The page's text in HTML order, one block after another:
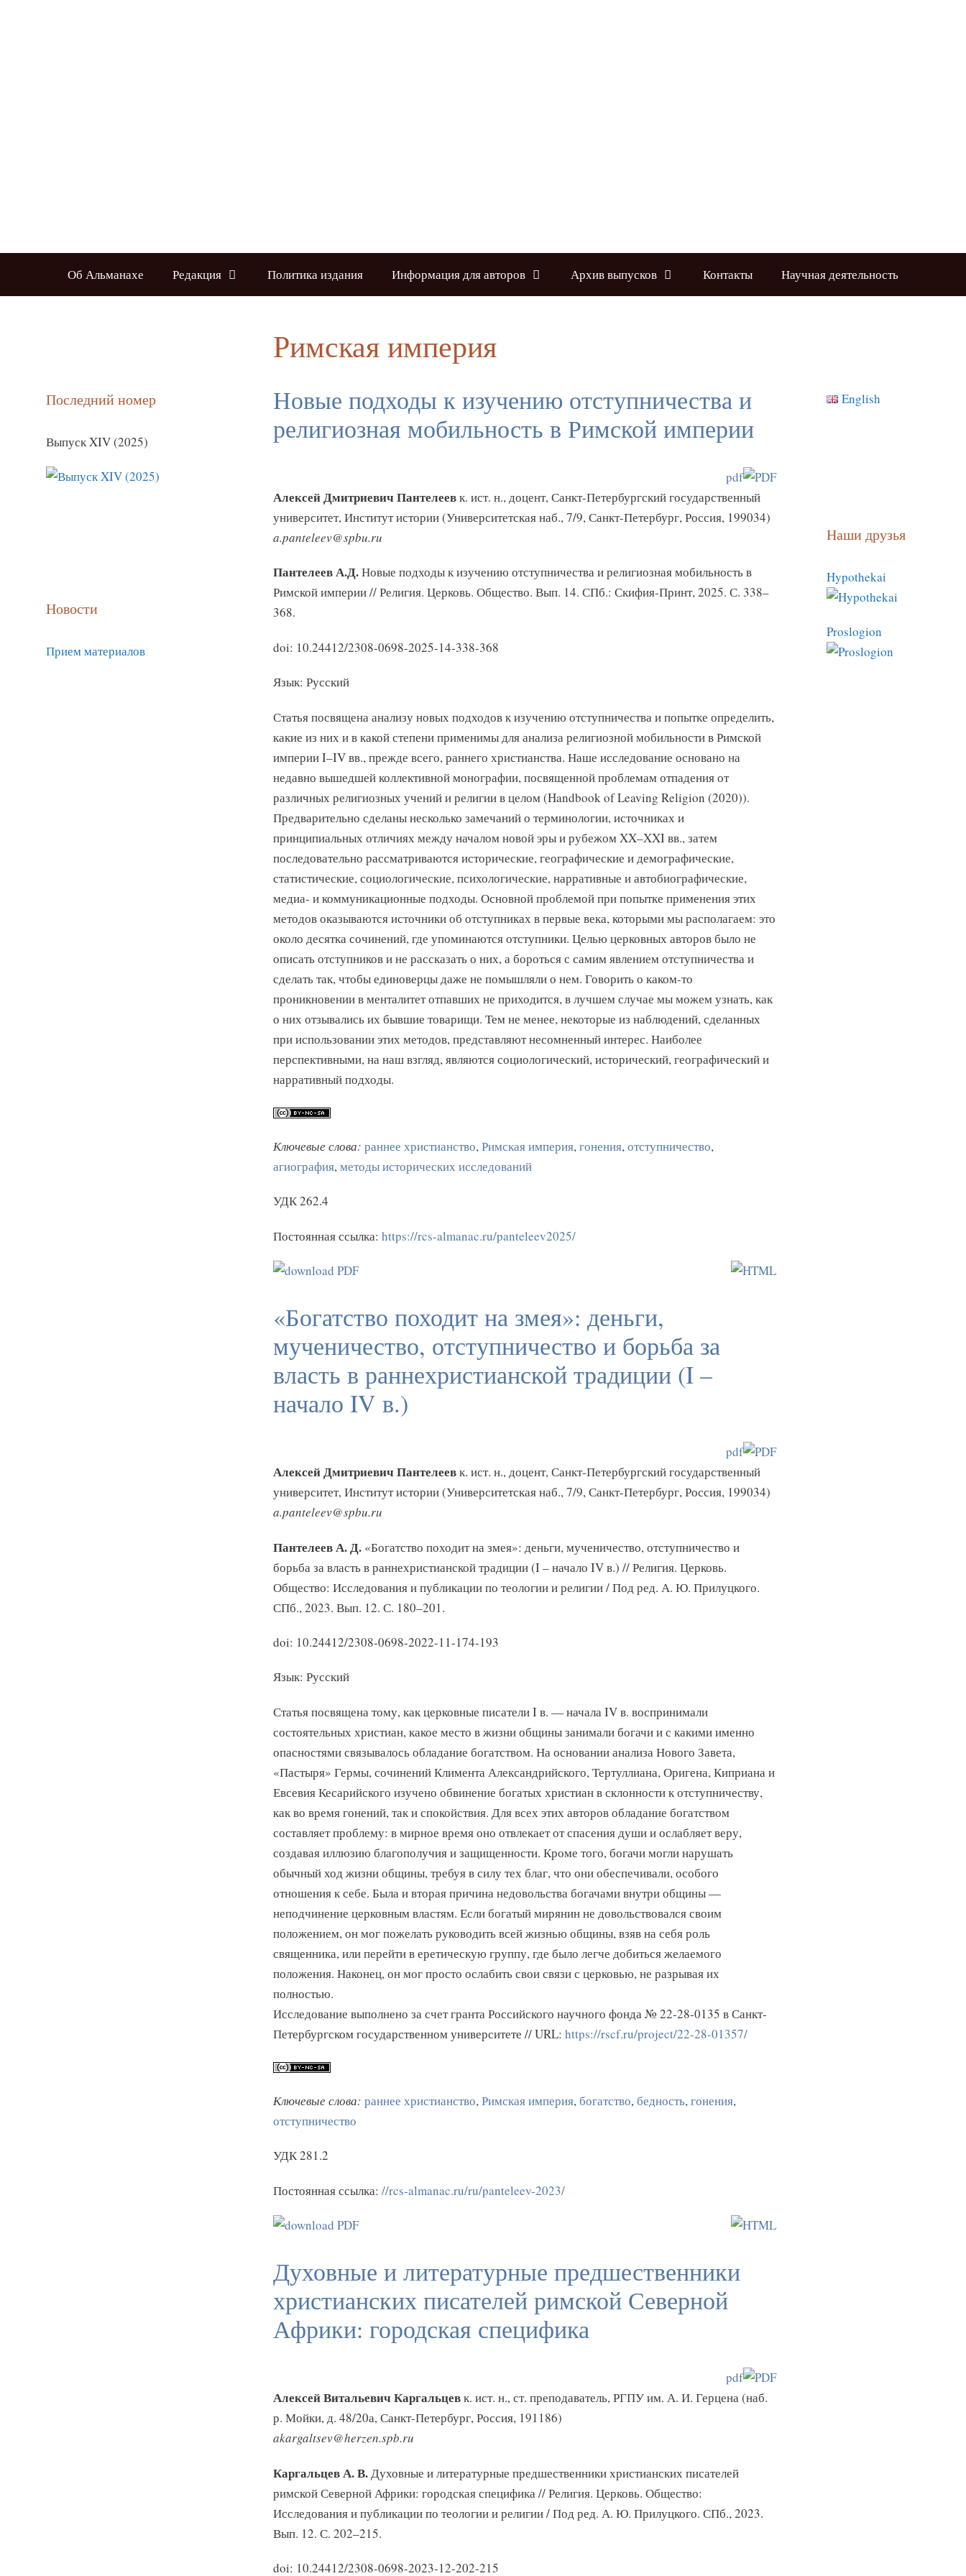
Об Альманахе Редакция Политика издания Информация для авторов Архив выпусков Контакты Научная деятельность
Римская империя
Новые подходы к изучению отступничества и
религиозная мобильность в Римской империи
pdf
Алексей Дмитриевич Пантелеевк. ист. н., доцент, Санкт-Петербургский государственный
университет, Институт истории (Университетская наб., 7/9, Санкт-Петербург, Россия, 199034)
a.panteleev@spbu.ru
Пантелеев А.Д.Новые подходы к изучению отступничества и религиозная мобильность в
Римской империи // Религия. Церковь. Общество. Вып. 14. СПб.: Скифия-Принт, 2025. С. 338–
368.
doi: 10.24412/2308-0698-2025-14-338-368
Язык: Русский
Статья посвящена анализу новых подходов к изучению отступничества и попытке определить,
какие из них и в какой степени применимы для анализа религиозной мобильности в Римской
империи I–IV вв., прежде всего, раннего христианства. Наше исследование основано на
недавно вышедшей коллективной монографии, посвященной проблемам отпадения от
различных религиозных учений и религии в целом (Handbook of Leaving Religion (2020)).
Предварительно сделаны несколько замечаний о терминологии, источниках и
принципиальных отличиях между началом новой эры и рубежом XX–XXI вв., затем
последовательно рассматриваются исторические, географические и демографические,
статистические, социологические, психологические, нарративные и автобиографические,
медиа- и коммуникационные подходы. Основной проблемой при попытке применения этих
методов оказываются источники об отступниках в первые века, которыми мы располагаем: это
около десятка сочинений, где упоминаются отступники. Целью церковных авторов было не
описать отступников и не рассказать о них, а бороться с самим явлением отступничества и
сделать так, чтобы единоверцы даже не помышляли о нем. Говорить о каком-то
проникновении в менталитет отпавших не приходится, в лучшем случае мы можем узнать, как
о них отзывались их бывшие товарищи. Тем не менее, некоторые из наблюдений, сделанных
при использовании этих методов, представляют несомненный интерес. Наиболее
перспективными, на наш взгляд, являются социологический, исторический, географический и
нарративный подходы.
Ключевые слова: раннее христианство,Римская империя,гонения,отступничество,
агиография,методы исторических исследований
УДК 262.4
Постоянная ссылка: https://rcs-almanac.ru/panteleev2025/
«Богатство походит на змея»: деньги,
мученичество, отступничество и борьба за
власть в раннехристианской традиции (I –
начало IV в.)
pdf
Алексей Дмитриевич Пантелеевк. ист. н., доцент, Санкт-Петербургский государственный
университет, Институт истории (Университетская наб., 7/9, Санкт-Петербург, Россия, 199034)
a.panteleev@spbu.ru
Пантелеев А. Д.«Богатство походит на змея»: деньги, мученичество, отступничество и
борьба за власть в раннехристианской традиции (I – начало IV в.) // Религия. Церковь.
Общество: Исследования и публикации по теологии и религии / Под ред. А. Ю. Прилуцкого.
СПб., 2023. Вып. 12. С. 180–201.
doi: 10.24412/2308-0698-2022-11-174-193
Язык: Русский
Статья посвящена тому, как церковные писатели I в. — начала IV в. воспринимали
состоятельных христиан, какое место в жизни общины занимали богачи и с какими именно
опасностями связывалось обладание богатством. На основании анализа Нового Завета,
«Пастыря» Гермы, сочинений Климента Александрийского, Тертуллиана, Оригена, Киприана и
Евсевия Кесарийского изучено обвинение богатых христиан в склонности к отступничеству,
как во время гонений, так и спокойствия. Для всех этих авторов обладание богатством
составляет проблему: в мирное время оно отвлекает от спасения души и ослабляет веру,
создавая иллюзию благополучия и защищенности. Кроме того, богачи могли нарушать
обычный ход жизни общины, требуя в силу тех благ, что они обеспечивали, особого
отношения к себе. Была и вторая причина недовольства богачами внутри общины —
неподчинение церковным властям. Если богатый мирянин не довольствовался своим
положением, он мог пожелать руководить всей жизнью общины, взяв на себя роль
священника, или перейти в еретическую группу, где было легче добиться желаемого
положения. Наконец, он мог просто ослабить свои связи с церковью, не разрывая их
полностью.
Исследование выполнено за счет гранта Российского научного фонда № 22-28-0135 в Санкт-
Петербургском государственном университете // URL: https://rscf.ru/project/22-28-01357/
Ключевые слова: раннее христианство,Римская империя,богатство,бедность,гонения,
отступничество
УДК 281.2
Постоянная ссылка: //rcs-almanac.ru/ru/panteleev-2023/
Духовные и литературные предшественники
христианских писателей римской Северной
Африки: городская специфика
pdf
Алексей Витальевич Каргальцевк. ист. н., ст. преподаватель, РГПУ им. А. И. Герцена (наб.
р. Мойки, д. 48/20а, Санкт-Петербург, Россия, 191186)
akargaltsev@herzen.spb.ru
Каргальцев А. В.Духовные и литературные предшественники христианских писателей
римской Северной Африки: городская специфика // Религия. Церковь. Общество:
Исследования и публикации по теологии и религии / Под ред. А. Ю. Прилуцкого. СПб., 2023.
Вып. 12. С. 202–215.
doi: 10.24412/2308-0698-2023-12-202-215
Последний номер
Выпуск XIV (2025)
Новости
Прием материалов
English
Наши друзья
Hypothekai
Proslogion